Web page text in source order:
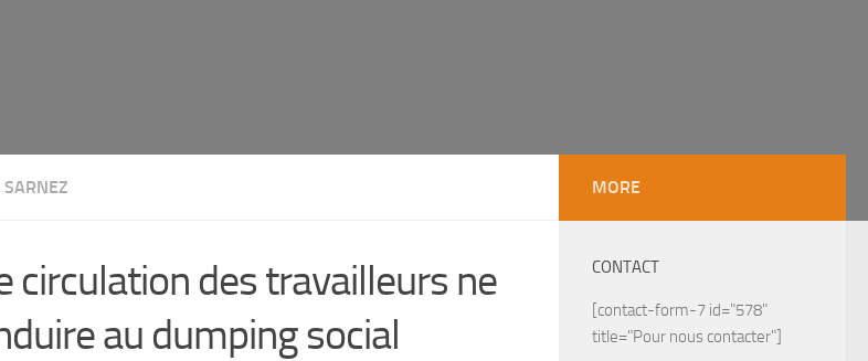
circulation des travailleurs ne
au dumping social
MORE
CONTACT
[contact-form-7 id="578"
title="Pour nous contacter"]